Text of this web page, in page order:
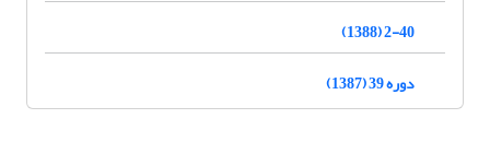
2-40 (1388)
دوره 39 (1387)